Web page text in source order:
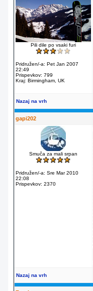
Pili dile po vsaki furi
Pridružen/-a: Pet Jan 2007
22:49
Prispevkov: 799
Kraj: Birmingham, UK
Nazaj na vrh
gapi202
Smuča za mali srpan
Pridružen/-a: Sre Mar 2010
22:08
Prispevkov: 2370
Nazaj na vrh